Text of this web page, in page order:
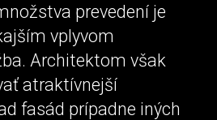
prevedení je
vplyvom
Architektom však
atraktívnejší
fasád prípadne iných